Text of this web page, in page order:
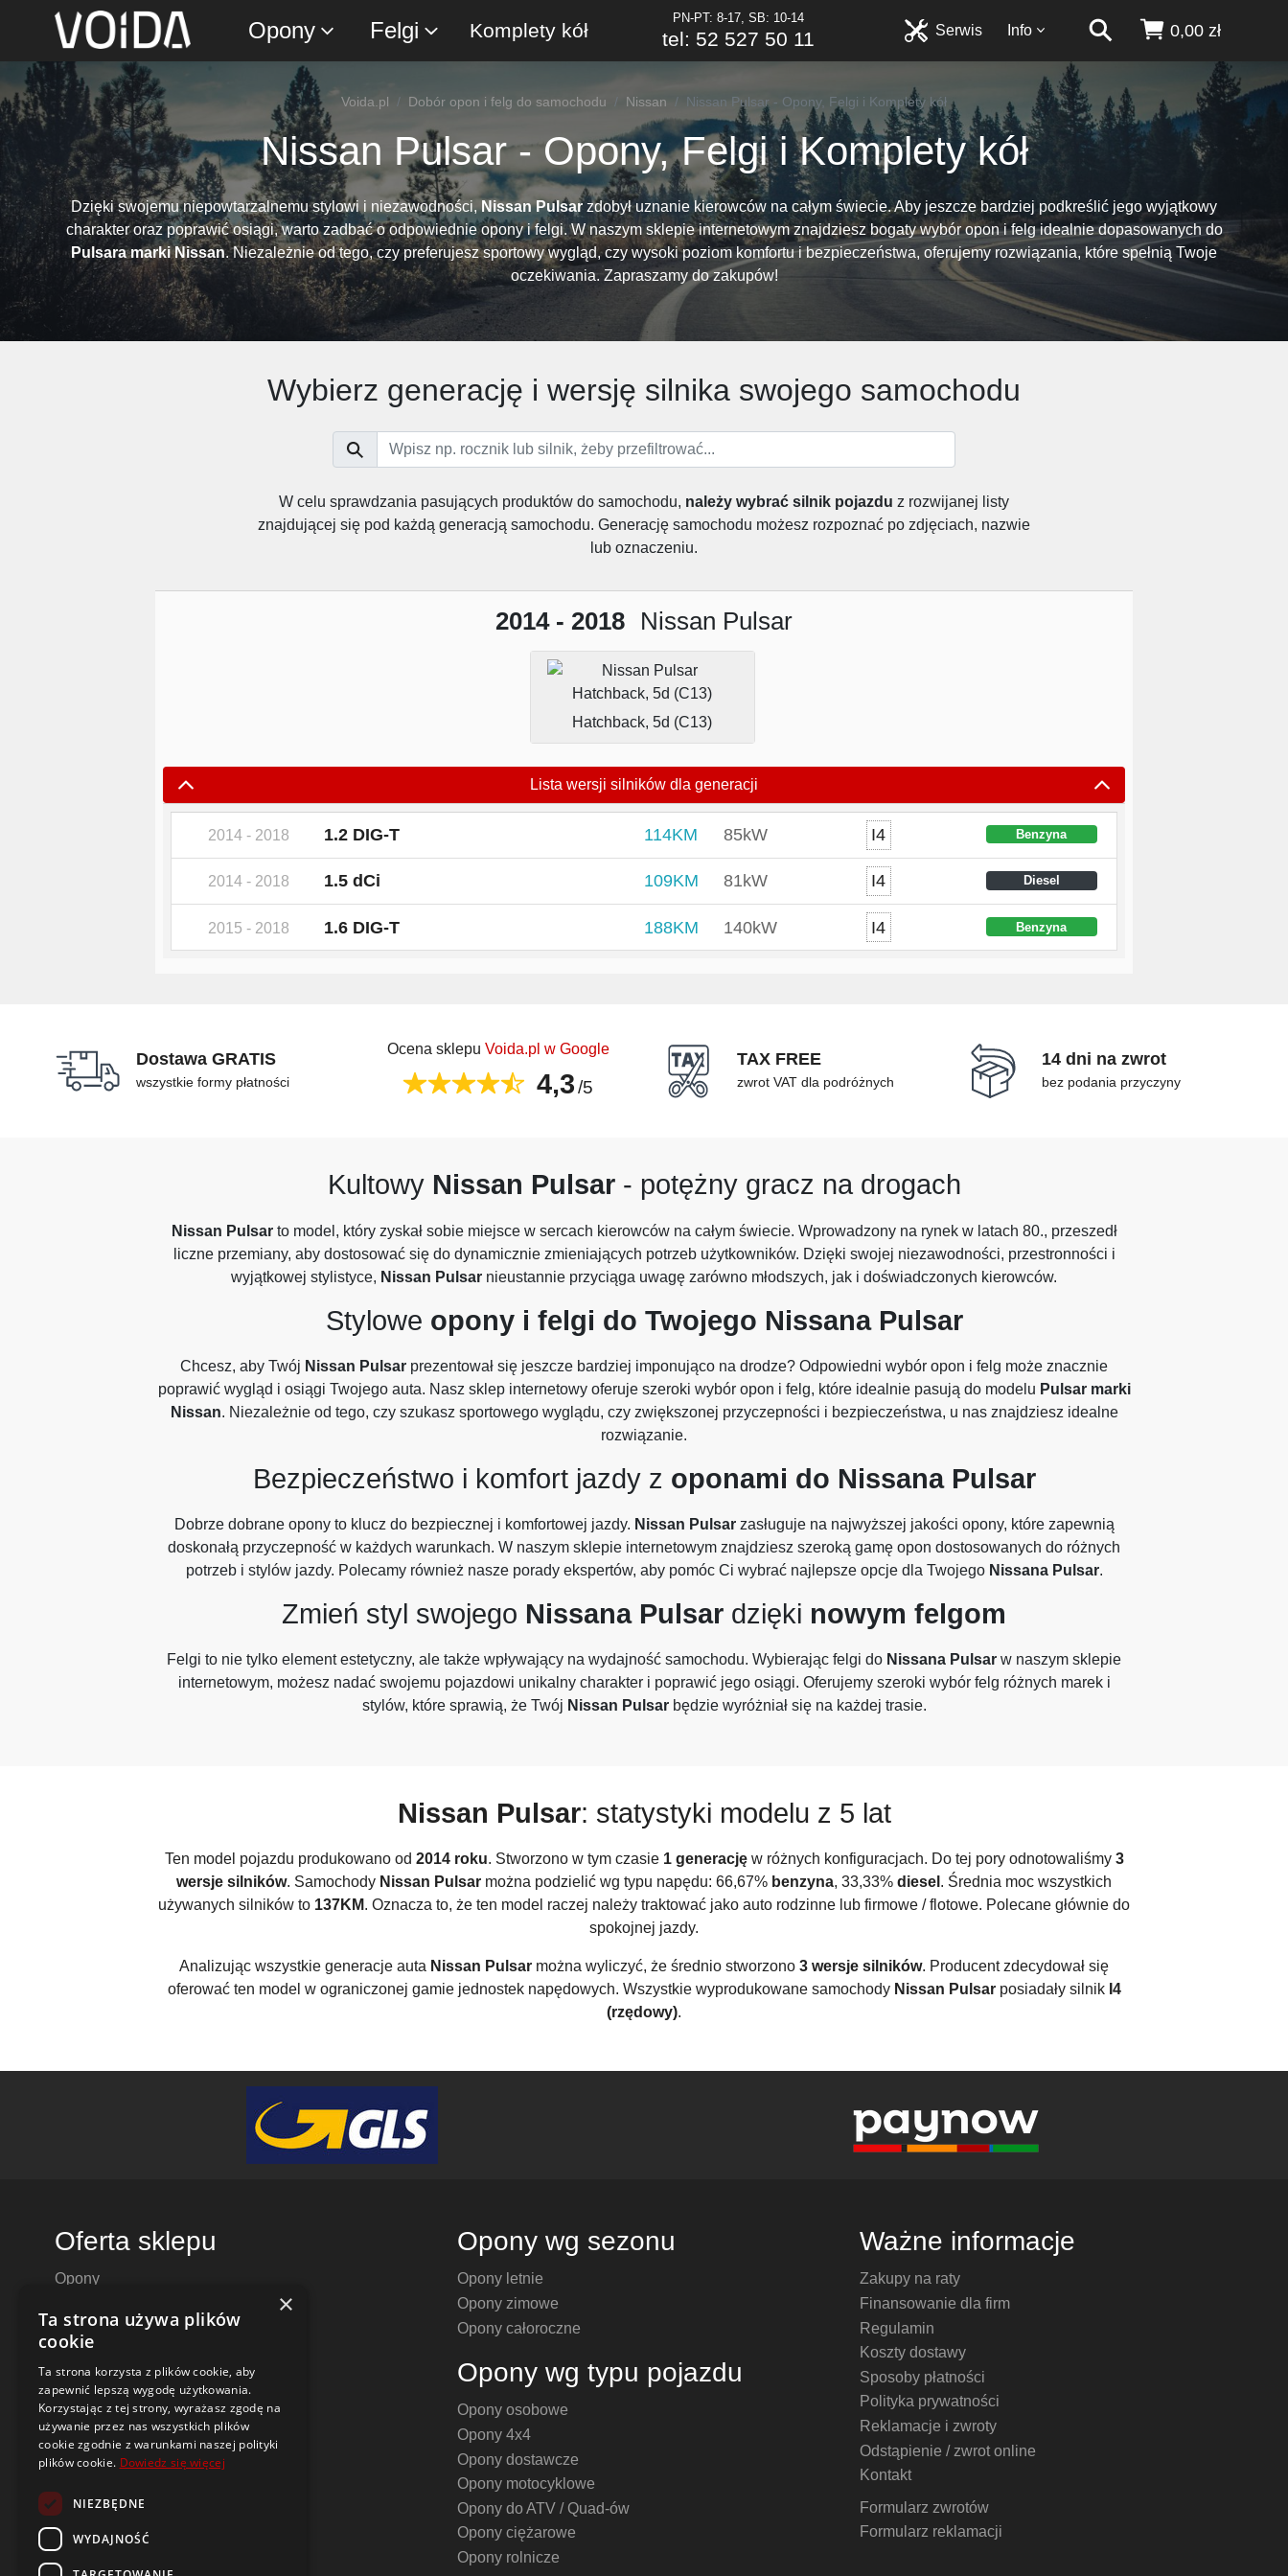
Opony Felgi Komplety kół
PN-PT: 8-17, SB: 10-14
tel: 52 527 50 11 0,00 zł
Info
Serwis
Voida.pl Dobór opon i felg do samochodu Nissan Nissan Pulsar - Opony, Felgi i Komplety kół
Nissan Pulsar - Opony, Felgi i Komplety kół
Dzięki swojemu niepowtarzalnemu stylowi i niezawodności,Nissan Pulsarzdobył uznanie kierowców na całym świecie. Aby jeszcze bardziej podkreślić jego wyjątkowy
charakter oraz poprawić osiągi, warto zadbać o odpowiednie opony i felgi. W naszym sklepie internetowym znajdziesz bogaty wybór opon i felg idealnie dopasowanych do
Pulsara marki Nissan. Niezależnie od tego, czy preferujesz sportowy wygląd, czy wysoki poziom komfortu i bezpieczeństwa, oferujemy rozwiązania, które spełnią Twoje
oczekiwania. Zapraszamy do zakupów!
Wybierz generację i wersję silnika swojego samochodu
W celu sprawdzania pasujących produktów do samochodu, należy wybrać silnik pojazdu z rozwijanej listy
znajdującej się pod każdą generacją samochodu. Generację samochodu możesz rozpoznać po zdjęciach, nazwie
lub oznaczeniu.
2014 - 2018 Nissan Pulsar
Hatchback, 5d (C13)
Lista wersji silników dla generacji
2014 - 2018 1.2 DIG-T 114KM 85kW I4 Benzyna
2014 - 2018 1.5 dCi 109KM 81kW I4 Diesel
2015 - 2018 1.6 DIG-T 188KM 140kW I4 Benzyna
Dostawa GRATIS
wszystkie formy płatności
Ocena sklepu Voida.pl w Google
4,3/5
TAX FREE
zwrot VAT dla podróżnych
14 dni na zwrot
bez podania przyczyny
Kultowy Nissan Pulsar- potężny gracz na drogach
Nissan Pulsarto model, który zyskał sobie miejsce w sercach kierowców na całym świecie. Wprowadzony na rynek w latach 80., przeszedł
liczne przemiany, aby dostosować się do dynamicznie zmieniających potrzeb użytkowników. Dzięki swojej niezawodności, przestronności i
wyjątkowej stylistyce, Nissan Pulsar nieustannie przyciąga uwagę zarówno młodszych, jak i doświadczonych kierowców.
Stylowe opony i felgi do Twojego Nissana Pulsar
Chcesz, aby Twój Nissan Pulsar prezentował się jeszcze bardziej imponująco na drodze? Odpowiedni wybór opon i felg może znacznie
poprawić wygląd i osiągi Twojego auta. Nasz sklep internetowy oferuje szeroki wybór opon i felg, które idealnie pasują do modelu Pulsar marki
Nissan. Niezależnie od tego, czy szukasz sportowego wyglądu, czy zwiększonej przyczepności i bezpieczeństwa, u nas znajdziesz idealne
rozwiązanie.
Bezpieczeństwo i komfort jazdy z oponami do Nissana Pulsar
Dobrze dobrane opony to klucz do bezpiecznej i komfortowej jazdy. Nissan Pulsarzasługuje na najwyższej jakości opony, które zapewnią
doskonałą przyczepność w każdych warunkach. W naszym sklepie internetowym znajdziesz szeroką gamę opon dostosowanych do różnych
potrzeb i stylów jazdy. Polecamy również nasze porady ekspertów, aby pomóc Ci wybrać najlepsze opcje dla Twojego Nissana Pulsar.
Zmień styl swojego Nissana Pulsar dzięki nowym felgom
Felgi to nie tylko element estetyczny, ale także wpływający na wydajność samochodu. Wybierając felgi do Nissana Pulsar w naszym sklepie
internetowym, możesz nadać swojemu pojazdowi unikalny charakter i poprawić jego osiągi. Oferujemy szeroki wybór felg różnych marek i
stylów, które sprawią, że Twój Nissan Pulsarbędzie wyróżniał się na każdej trasie.
Nissan Pulsar: statystyki modelu z 5 lat
Ten model pojazdu produkowano od 2014 roku. Stworzono w tym czasie 1 generacjęw różnych konfiguracjach. Do tej pory odnotowaliśmy 3
wersje silników. Samochody Nissan Pulsar można podzielić wg typu napędu: 66,67% benzyna, 33,33% diesel . Średnia moc wszystkich
używanych silników to 137KM. Oznacza to, że ten model raczej należy traktować jako auto rodzinne lub firmowe / flotowe. Polecane głównie do
spokojnej jazdy.
Analizując wszystkie generacje auta Nissan Pulsar można wyliczyć, że średnio stworzono 3 wersje silników. Producent zdecydował się
oferować ten model w ograniczonej gamie jednostek napędowych. Wszystkie wyprodukowane samochody Nissan Pulsarposiadały silnik I4
(rzędowy).
Oferta sklepu
Opony
Felgi stalowe
Alufelgi
Komplety kół
Dętki motocyklowe i do skuterów
Czujniki ciśnienia TPMS
Narzędzia i poradniki
Dobór opon i felg do samochodu
Oznaczenia opon
Opony wg sezonu
Opony letnie
Opony zimowe
Opony całoroczne
Opony wg typu pojazdu
Opony osobowe
Opony 4x4
Opony dostawcze
Opony motocyklowe
Opony do ATV / Quad-ów
Opony ciężarowe
Opony rolnicze
Ważne informacje
Zakupy na raty
Finansowanie dla firm
Regulamin
Koszty dostawy
Sposoby płatności
Polityka prywatności
Reklamacje i zwroty
Odstąpienie / zwrot online
Kontakt
Formularz zwrotów
Formularz reklamacji
×
Ta strona używa plików
cookie
Ta strona korzysta z plików cookie, aby
zapewnić lepszą wygodę użytkowania.
Korzystając z tej strony, wyrażasz zgodę na
używanie przez nas wszystkich plików
cookie zgodnie z warunkami naszej polityki
plików cookie. Dowiedz się więcej
NIEZBĘDNE
WYDAJNOŚĆ